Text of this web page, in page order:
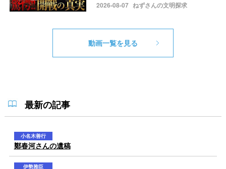
2026-08-07 ねずさんの文明探求
動画一覧を見る
最新の記事